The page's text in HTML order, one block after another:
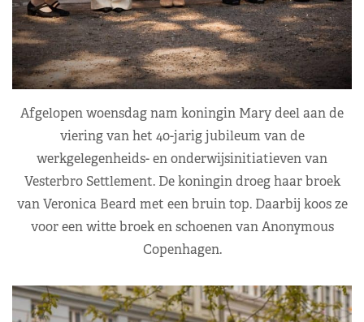
Afgelopen woensdag nam koningin Mary deel aan de
viering van het 40-jarig jubileum van de
werkgelegenheids- en onderwijsinitiatieven van
Vesterbro Settlement. De koningin droeg haar broek
van Veronica Beard met een bruin top. Daarbij koos ze
voor een witte broek en schoenen van Anonymous
Copenhagen.